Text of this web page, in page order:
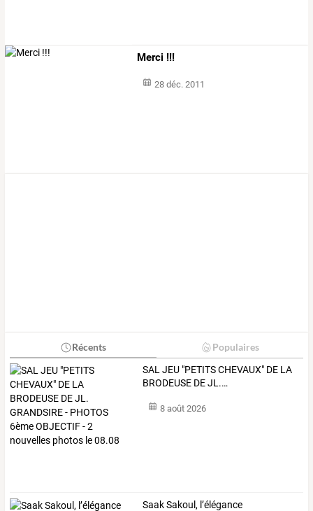
Merci !!!
28 déc. 2011
Récents Populaires
SAL JEU "PETITSCHEVAUX" DE LA
BRODEUSE DEJL.…
8 août 2026
Saak Sakoul, l’élégance